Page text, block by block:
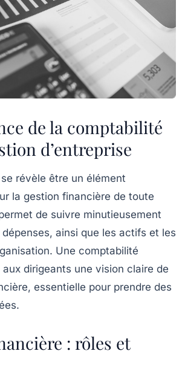
de la comptabilité
d’entreprise
se révèle être un élément
la gestion financière de toute
de suivre minutieusement
dépenses, ainsi que les actifs et les
Une comptabilité
dirigeants une vision claire de
, essentielle pour prendre des
: rôles et